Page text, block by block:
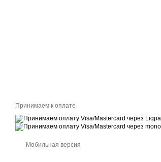
Принимаем к оплате
Мобильная версия